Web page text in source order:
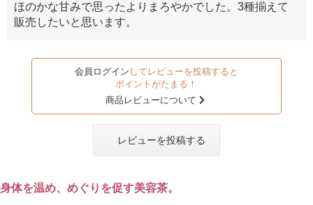
ほのかな甘みで思ったよりまろやかでした。3種揃えて
販売したいと思います。
会員ログイン してレビューを投稿すると
ポイントがたまる！
商品レビューについて
レビューを投稿する
身体を温め、めぐりを促す美容茶。